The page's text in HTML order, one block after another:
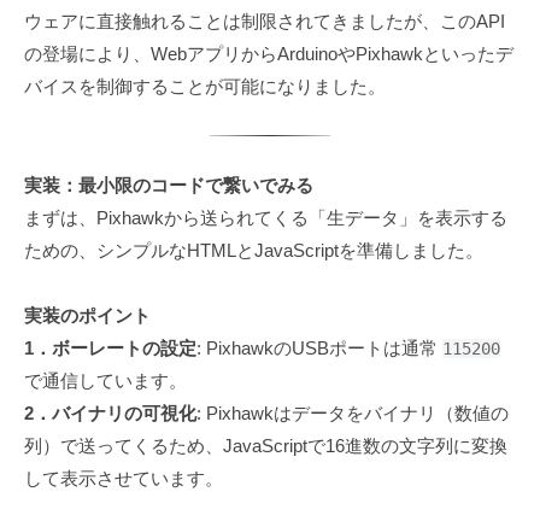
ウェアに直接触れることは制限されてきましたが、このAPI
の登場により、WebアプリからArduinoやPixhawkといったデ
バイスを制御することが可能になりました。
実装：最小限のコードで繋いでみる
まずは、Pixhawkから送られてくる「生データ」を表示する
ための、シンプルなHTMLとJavaScriptを準備しました。
実装のポイント
1．ボーレートの設定: PixhawkのUSBポートは通常 115200
で通信しています。
2．バイナリの可視化: Pixhawkはデータをバイナリ（数値の
列）で送ってくるため、JavaScriptで16進数の文字列に変換
して表示させています。